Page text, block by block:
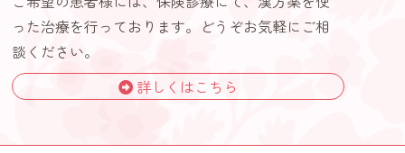
った治療を行っております。どうぞお気軽にご相
談ください。
詳しくはこちら